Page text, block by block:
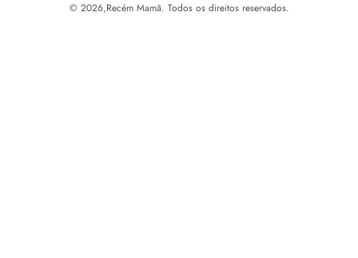
© 2026,Recém Mamã. Todos os direitos reservados.